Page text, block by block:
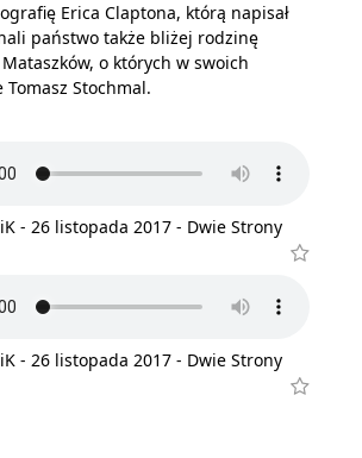
Erica Claptona, którą napisał
państwo także bliżej rodzinę
o których w swoich
Tomasz Stochmal.
- 26 listopada 2017 - Dwie Strony
- 26 listopada 2017 - Dwie Strony